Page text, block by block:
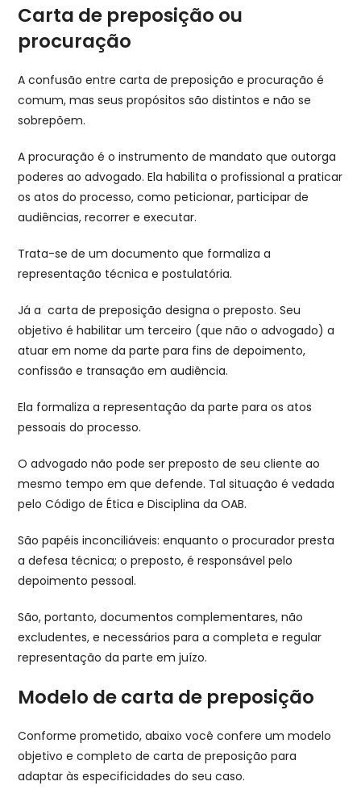
Carta de preposição ou
procuração
A confusão entre carta de preposição e procuração é
comum, mas seus propósitos são distintos e não se
sobrepõem.
A procuração é o instrumento de mandato que outorga
poderes ao advogado. Ela habilita o profissional a praticar
os atos do processo, como peticionar, participar de
audiências, recorrer e executar.
Trata-se de um documento que formaliza a
representação técnica e postulatória.
Já a carta de preposição designa o preposto. Seu
objetivo é habilitar um terceiro (que não o advogado) a
atuar em nome da parte para fins de depoimento,
confissão e transação em audiência.
Ela formaliza a representação da parte para os atos
pessoais do processo.
O advogado não pode ser preposto de seu cliente ao
mesmo tempo em que defende. Tal situação é vedada
pelo Código de Ética e Disciplina da OAB.
São papéis inconciliáveis: enquanto o procurador presta
a defesa técnica; o preposto, é responsável pelo
depoimento pessoal.
São, portanto, documentos complementares, não
excludentes, e necessários para a completa e regular
representação da parte em juízo.
Modelo de carta de preposição
Conforme prometido, abaixo você confere um modelo
objetivo e completo de carta de preposição para
adaptar às especificidades do seu caso.